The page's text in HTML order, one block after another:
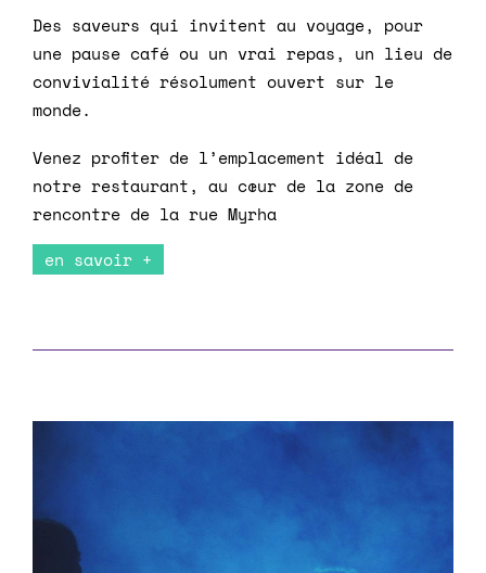
Des saveurs qui invitent au voyage, pour
une pause café ou un vrai repas, un lieu de
convivialité résolument ouvert sur le
monde.
Venez profiter de l’emplacement idéal de
notre restaurant, au cœur de la zone de
rencontre de la rue Myrha
en savoir +